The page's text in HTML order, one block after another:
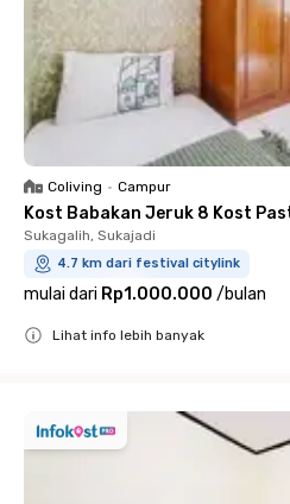
Coliving • Campur
Kost Babakan Jeruk 8 Kost
Sukagalih, Sukajadi
4.7 km dari festival citylink
mulai dari Rp1.000.000 /bulan
Lihat info lebih banyak